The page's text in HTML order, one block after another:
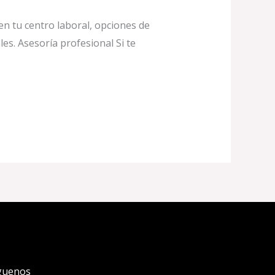
tu centro laboral, opciones de
Asesoría profesional Si te